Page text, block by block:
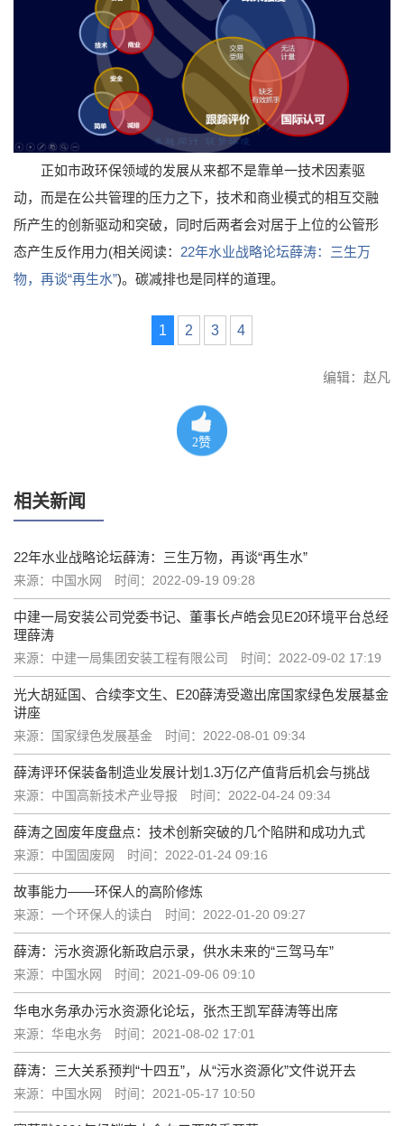
正如市政环保领域的发展从来都不是靠单一技术因素驱
动，而是在公共管理的压力之下，技术和商业模式的相互交融
所产生的创新驱动和突破，同时后两者会对居于上位的公管形
态产生反作用力(相关阅读： 22年水业战略论坛薛涛：三生万
物，再谈“再生水”)。碳减排也是同样的道理。
1 2 3 4
编辑：赵凡
2赞
相关新闻
22年水业战略论坛薛涛：三生万物，再谈“再生水”
来源：中国水网 时间：2022-09-19 09:28
中建一局安装公司党委书记、董事长卢皓会见E20环境平台总经
理薛涛
来源：中建一局集团安装工程有限公司 时间：2022-09-02 17:19
光大胡延国、合续李文生、E20薛涛受邀出席国家绿色发展基金
讲座
来源：国家绿色发展基金 时间：2022-08-01 09:34
薛涛评环保装备制造业发展计划1.3万亿产值背后机会与挑战
来源：中国高新技术产业导报 时间：2022-04-24 09:34
薛涛之固废年度盘点：技术创新突破的几个陷阱和成功九式
来源：中国固废网 时间：2022-01-24 09:16
故事能力——环保人的高阶修炼
来源：一个环保人的读白 时间：2022-01-20 09:27
薛涛：污水资源化新政启示录，供水未来的“三驾马车”
来源：中国水网 时间：2021-09-06 09:10
华电水务承办污水资源化论坛，张杰王凯军薛涛等出席
来源：华电水务 时间：2021-08-02 17:01
薛涛：三大关系预判“十四五”，从“污水资源化”文件说开去
来源：中国水网 时间：2021-05-17 10:50